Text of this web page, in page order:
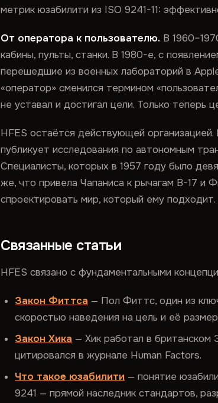
метрик юзабилити из ISO 9241-11:
От оператора к пользователю. В
кабины, пульты, станки. В 1980-е, с
перешедшие из военных лабораторий в
«оператор» сменился термином
не уставал и достигал цели. Только теперь
HFES остаётся действующей
публикует исследования по автономным
Специалисты, которых в 1957 году было
же, что привела Чапаниса к рычагам B-17 и
спроектировать мир, который ему подходит.
Связанные статьи
HFES связано с фундаментальными
Закон Фиттса — Пол Фиттс, один из
скоростью наведения на цель и её
Закон Хика — Хик работал в британском
цитировался в журнале Human Factors.
Что такое юзабилити — понятие
9241 — прямой наследник стандартов,